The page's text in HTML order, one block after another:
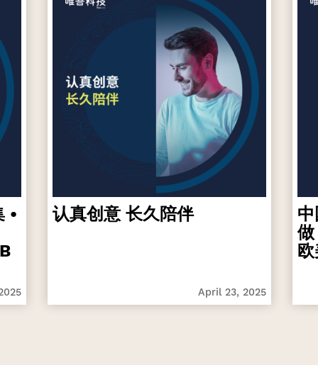
•
认真创意 长久陪伴
April 23, 2025